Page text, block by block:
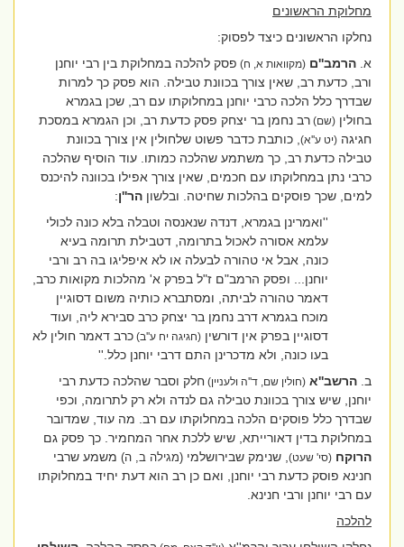
מחלוקת הראשונים
נחלקו הראשונים כיצד לפסוק:
א.הרמב''ם (מקוואות א, ח) פסק להלכה במחלוקת בין רבי יוחנן
ורב, כדעת רב, שאין צורך בכוונת טבילה. הוא פסק כך למרות
שבדרך כלל הלכה כרבי יוחנן במחלוקתו עם רב, שכן בגמרא
בחולין(שם)רב נחמן בר יצחק פסק כדעת רב, וכן הגמרא במסכת
חגיגה(יט ע''א), כותבת כדבר פשוט שלחולין אין צורך בכוונת
טבילה כדעת רב, כך משתמע שהלכה כמותו. עוד הוסיף שהלכה
כרבי נתן במחלוקתו עם חכמים, שאין צורך אפילו בכוונה להיכנס
למים, שכך פוסקים בהלכות שחיטה. ובלשוןהר''ן:
''ואמרינן בגמרא, דנדה שנאנסה וטבלה בלא כונה לכולי
עלמא אסורה לאכול בתרומה, דטבילת תרומה בעיא
כונה, אבל אי טהורה לבעלה או לא איפליגו בה רב ורבי
יוחנן... ופסק הרמב"ם ז"ל בפרק א' מהלכות מקואות כרב,
דאמר טהורה לביתה, ומסתברא כותיה משום דסוגיין
מוכח בגמרא דרב נחמן בר יצחק כרב סבירא ליה, ועוד
דסוגיין בפרק אין דורשין(חגיגה יח ע''ב)כרב דאמר חולין לא
בעו כונה, ולא מדכרינן התם דרבי יוחנן כלל.''
ב.הרשב''א (חולין שם, ד''ה ולעניין)חלק וסבר שהלכה כדעת רבי
יוחנן, שיש צורך בכוונת טבילה גם לנדה ולא רק לתרומה, וכפי
שבדרך כלל פוסקים הלכה במחלוקתו עם רב. מה עוד, שמדובר
במחלוקת בדין דאורייתא, שיש ללכת אחר המחמיר. כך פסק גם
הרוקח(סי' שעט), שנימק שבירושלמי(מגילה ב, ה)משמע שרבי
חנינא פוסק כדעת רבי יוחנן, ואם כן רב הוא דעת יחיד במחלוקתו
עם רבי יוחנן ורבי חנינא.
להלכה